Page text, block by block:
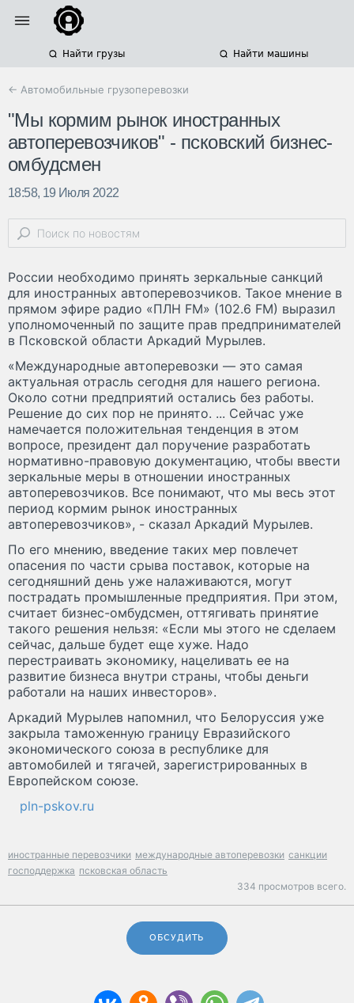
Найти грузы Найти машины
← Автомобильные грузоперевозки
"Мы кормим рынок иностранных
автоперевозчиков" - псковский бизнес-
омбудсмен
18:58, 19 Июля 2022
России необходимо принять зеркальные санкций
для иностранных автоперевозчиков. Такое мнение в
прямом эфире радио «ПЛН FM» (102.6 FM) выразил
уполномоченный по защите прав предпринимателей
в Псковской области Аркадий Мурылев.
«Международные автоперевозки — это самая
актуальная отрасль сегодня для нашего региона.
Около сотни предприятий остались без работы.
Решение до сих пор не принято. ... Сейчас уже
намечается положительная тенденция в этом
вопросе, президент дал поручение разработать
нормативно-правовую документацию, чтобы ввести
зеркальные меры в отношении иностранных
автоперевозчиков. Все понимают, что мы весь этот
период кормим рынок иностранных
автоперевозчиков», - сказал Аркадий Мурылев.
По его мнению, введение таких мер повлечет
опасения по части срыва поставок, которые на
сегодняшний день уже налаживаются, могут
пострадать промышленные предприятия. При этом,
считает бизнес-омбудсмен, оттягивать принятие
такого решения нельзя: «Если мы этого не сделаем
сейчас, дальше будет еще хуже. Надо
перестраивать экономику, нацеливать ее на
развитие бизнеса внутри страны, чтобы деньги
работали на наших инвесторов».
Аркадий Мурылев напомнил, что Белоруссия уже
закрыла таможенную границу Евразийского
экономического союза в республике для
автомобилей и тягачей, зарегистрированных в
Европейском союзе.
pln-pskov.ru
иностранные перевозчики международные автоперевозки санкции
господдержка псковская область
334 просмотров всего.
ОБСУДИТЬ